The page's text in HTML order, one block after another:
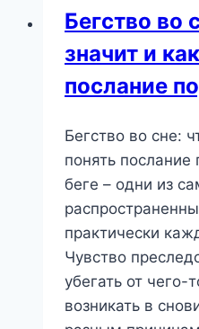
Бегство во
значит и
послание
Бегство во сне:
понять
беге – одни из
практически
Чувство
убегать от
возникать в